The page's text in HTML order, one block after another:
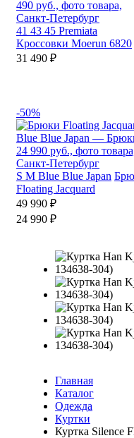
41 43 45 Premiata
Кроссовки Moerun 6820
31 490 ₽
-50%
S M Blue Blue Japan
Floating Jacquard
49 990 ₽
24 990 ₽
Главная
Каталог
Одежда
Куртки
Куртка Silence